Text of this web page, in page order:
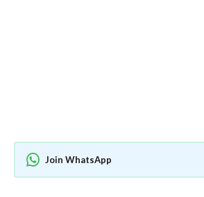
Join WhatsApp